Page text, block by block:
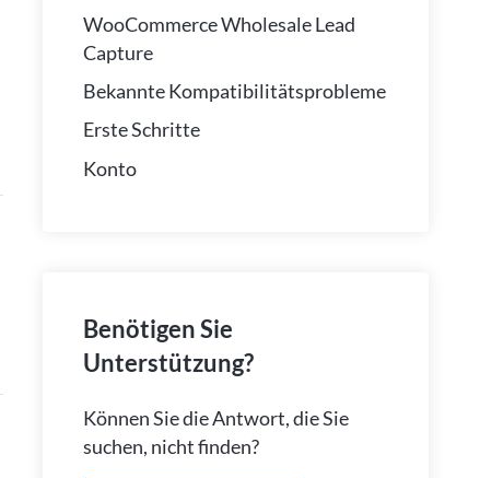
WooCommerce Wholesale Lead
Capture
Bekannte Kompatibilitätsprobleme
Erste Schritte
Konto
Benötigen Sie
Unterstützung?
Können Sie die Antwort, die Sie
suchen, nicht finden?